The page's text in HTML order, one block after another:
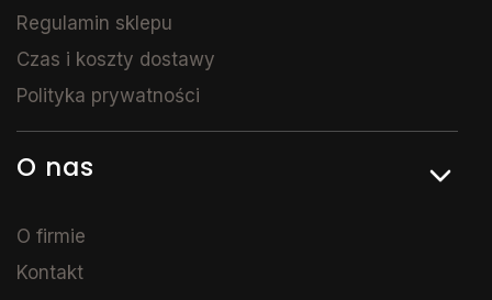
Regulamin sklepu
Czas i koszty dostawy
Polityka prywatności
O nas
O firmie
Kontakt